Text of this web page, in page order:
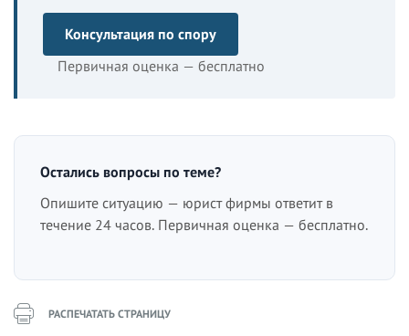
Консультация по спору
Первичная оценка — бесплатно
Остались вопросы по теме?
Опишите ситуацию — юрист фирмы ответит в
течение 24 часов. Первичная оценка — бесплатно.
РАСПЕЧАТАТЬ СТРАНИЦУ